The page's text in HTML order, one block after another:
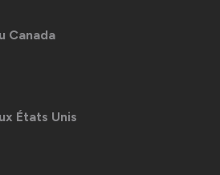
Canada
États Unis